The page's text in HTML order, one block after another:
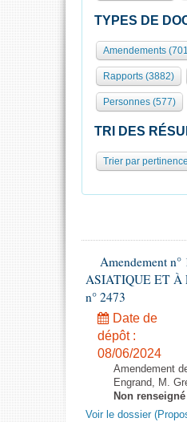
TYPES DE
Amendements
Rapports (3882)
Personnes (577)
TRI DES
Trier par
Amendement
ASIATIQUE ET À
n° 2473
Date de
dépôt :
08/06/2024
Amendement
Engrand, M.
Non renseigné
Voir le dossier